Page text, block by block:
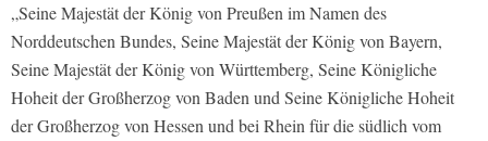
„Seine Majestät der König von Preußen im Namen des
Norddeutschen Bundes, Seine Majestät der König von Bayern,
Seine Majestät der König von Württemberg, Seine Königliche
Hoheit der Großherzog von Baden und Seine Königliche Hoheit
der Großherzog von Hessen und bei Rhein für die südlich vom